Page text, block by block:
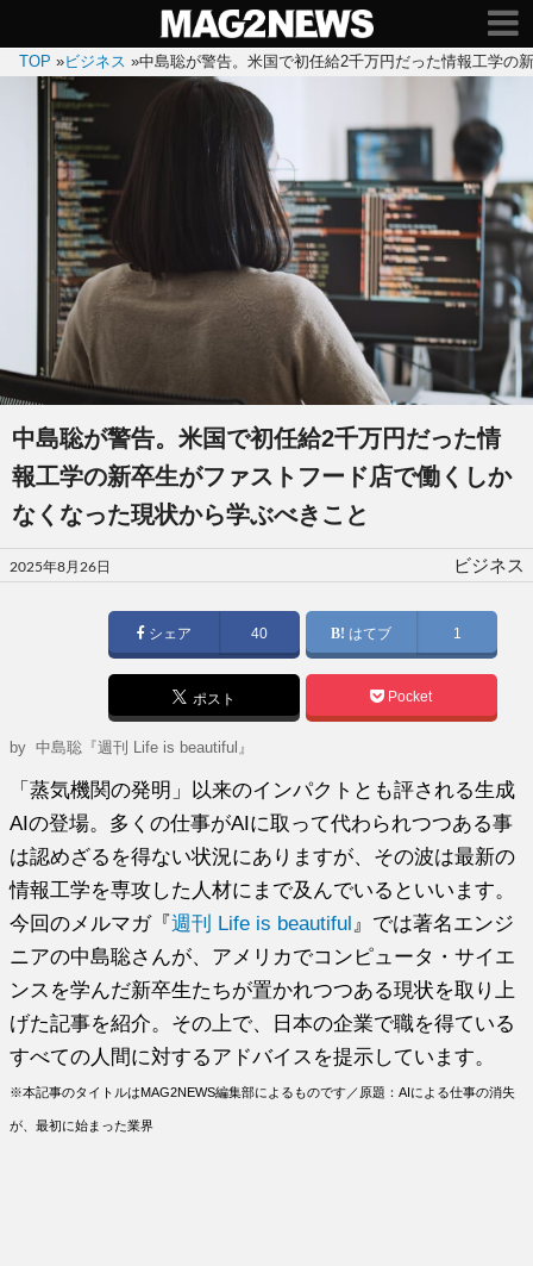
TOP »ビジネス »中島聡が警告。米国で初任給2千万円だった情報工学の
中島聡が警告。米国で初任給2千万円だった情
報工学の新卒生がファストフード店で働くしか
なくなった現状から学ぶべきこと
投
稿
2025年8月26日 ビジネス
シェア 40 はてブ 1
ポスト Pocket
by中島聡『週刊 Life is beautiful』
「蒸気機関の発明」以来のインパクトとも評される生成
AIの登場。多くの仕事がAIに取って代わられつつある事
は認めざるを得ない状況にありますが、その波は最新の
情報工学を専攻した人材にまで及んでいるといいます。
今回のメルマガ『週刊 Life is beautiful 』では著名エンジ
ニアの中島聡さんが、アメリカでコンピュータ・サイエ
ンスを学んだ新卒生たちが置かれつつある現状を取り上
げた記事を紹介。その上で、日本の企業で職を得ている
すべての人間に対するアドバイスを提示しています。
※本記事のタイトルはMAG2NEWS編集部によるものです／原題：AIによる仕事の消失
が、最初に始まった業界